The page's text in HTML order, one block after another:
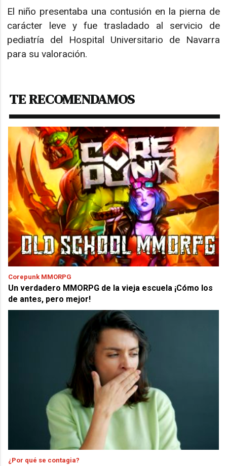
El niño presentaba una contusión en la pierna de
carácter leve y fue trasladado al servicio de
pediatría del Hospital Universitario de Navarra
para su valoración.
TE RECOMENDAMOS
Corepunk MMORPG
Un verdadero MMORPG de la vieja escuela ¡Cómo los
de antes, pero mejor!
¿Por qué se contagia?